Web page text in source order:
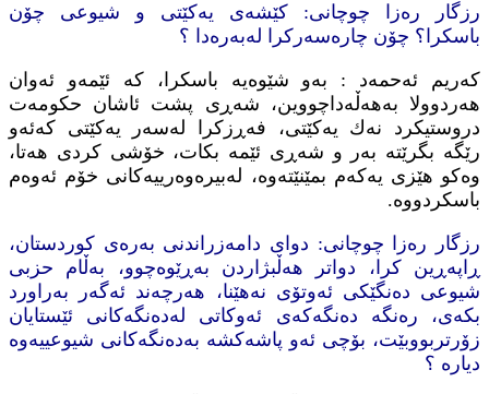
رزگار ره‌زا چوچانی: كێشه‌ی یه‌كێتی و شیوعی چۆن
باسكرا؟ چۆن چاره‌سه‌ركرا له‌به‌ره‌دا ؟
كه‌ریم ئه‌حمه‌د : به‌و شێوه‌یه‌ باسكرا، كه‌ ئێمه‌و ئه‌وان
هه‌ردوولا به‌هه‌ڵه‌داچووین، شه‌ڕی پشت ئاشان حكومه‌ت
دروستیكرد نه‌ك یه‌كێتی، فه‌ڕزكرا له‌سه‌ر یه‌كێتی كه‌ئه‌و
رێگه‌ بگرێته‌ به‌ر و شه‌ڕی ئێمه‌ بكات، خۆشی كردی هه‌تا،
وه‌كو هێزی یه‌كه‌م بمێنێته‌وه‌، له‌بیره‌وه‌رییه‌كانی خۆم ئه‌وه‌م
باسكردووه‌.
رزگار ره‌زا چوچانی: دوای دامه‌زراندنی به‌ره‌ی كوردستان،
ڕاپه‌ڕین كرا، دواتر هه‌ڵبژاردن به‌ڕێوه‌چوو، به‌ڵام حزبی
شیوعی ده‌نگێكی ئه‌وتۆی نه‌هێنا، هه‌رچه‌ند ئه‌گه‌ر به‌راورد
بكه‌ی، ره‌نگه‌ ده‌نگه‌كه‌ی ئه‌وكاتی له‌ده‌نگه‌كانی ئێستایان
زۆرتربووبێت، بۆچی ئه‌و پاشه‌كشه‌ به‌ده‌نگه‌كانی شیوعییه‌وه‌
دیاره‌ ؟